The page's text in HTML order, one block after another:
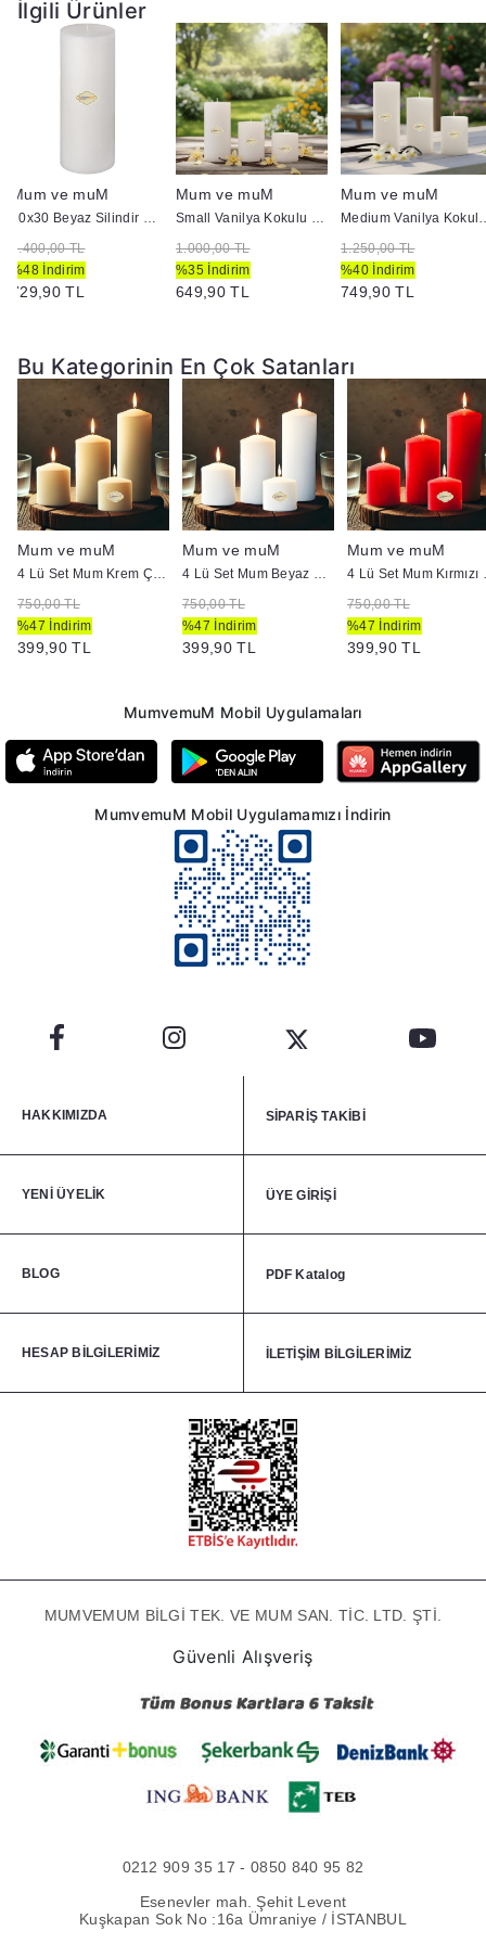
İlgili Ürünler
Mum ve muM
10x30 Beyaz Silindir Mum
1.400,00 TL
%48 İndirim
729,90 TL
Mum ve muM
Small Vanilya Kokulu Set Mum Çap 7 cm Beyaz
1.000,00 TL
%35 İndirim
649,90 TL
Mum ve muM
Medium Vanilya
1.250,00 TL
%40 İndirim
749,90 TL
Bu Kategorinin En Çok Satanları
Mum ve muM
4 Lü Set Mum Krem Çap :5 cm
750,00 TL
%47 İndirim
399,90 TL
Mum ve muM
4 Lü Set Mum Beyaz Çap :5 cm
750,00 TL
%47 İndirim
399,90 TL
Mum ve muM
4 Lü
750,00 TL
%47 İndirim
399,90 TL
MumvemuM Mobil Uygulamaları
MumvemuM Mobil Uygulamamızı İndirin
HAKKIMIZDA SİPARİŞ TAKİBİ
YENİ ÜYELİK ÜYE GİRİŞİ
BLOG PDF Katalog
HESAP BİLGİLERİMİZ İLETİŞİM BİLGİLERİMİZ
MUMVEMUM BİLGİ TEK. VE MUM SAN. TİC. LTD. ŞTİ.
Güvenli Alışveriş
0212 909 35 17 - 0850 840 95 82
Esenevler mah. Şehit Levent
Kuşkapan Sok No :16a Ümraniye / İSTANBUL